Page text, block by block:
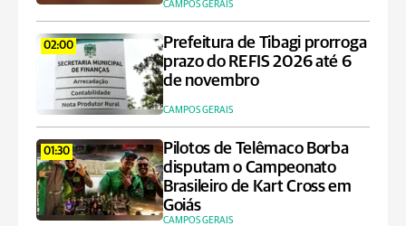
CAMPOS GERAIS
02:00
Prefeitura de Tibagi prorroga
prazo do REFIS 2026 até 6
de novembro
CAMPOS GERAIS
01:30
Pilotos de Telêmaco Borba
disputam o Campeonato
Brasileiro de Kart Cross em
Goiás
CAMPOS GERAIS